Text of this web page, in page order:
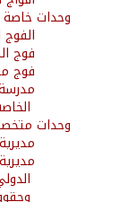
وحدات خاصة
فوج
فوج
وحدات